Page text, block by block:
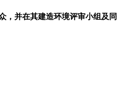
，并在其建造环境评审小组及